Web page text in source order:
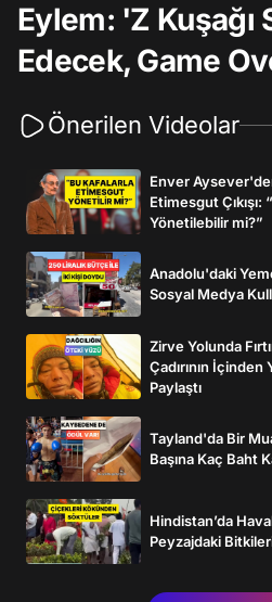
Eylem: 'Z Kuşağı
Edecek, Game
Önerilen Videolar
Enver
Etimesgut
Yönetilebilir mi?”
Anadolu'daki
Sosyal Medya
Zirve Yolunda
Çadırının İçinden
Paylaştı
Tayland'da Bir
Başına Kaç Baht
Hindistan’da
Peyzajdaki